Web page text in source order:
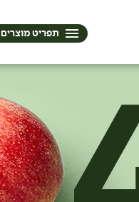
תפריט מוצרים